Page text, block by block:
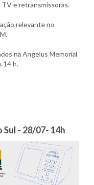
TV e retransmissoras.
relevante no
na Angelus Memorial
14 h.
- 28/07- 14h